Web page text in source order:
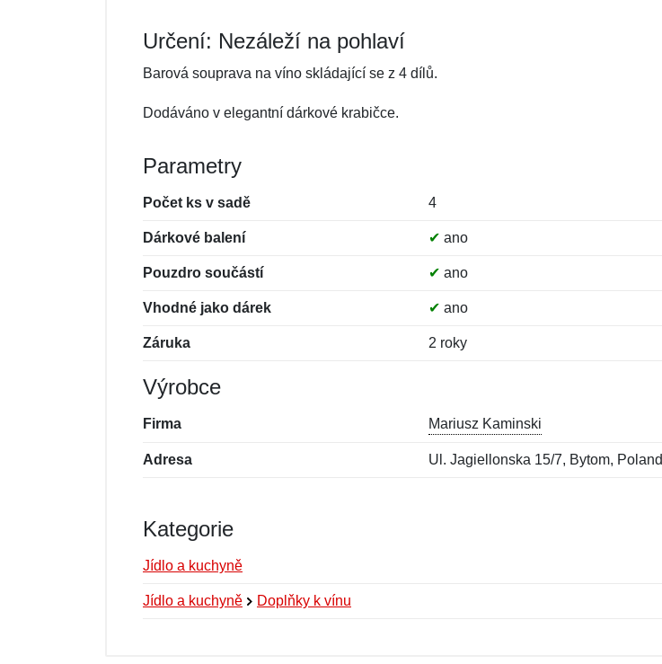
Určení: Nezáleží na pohlaví
Barová souprava na víno skládající se z 4 dílů.
Dodáváno v elegantní dárkové krabičce.
Parametry
Počet ks v sadě 4
Dárkové balení ✔ ano
Pouzdro součástí ✔ ano
Vhodné jako dárek ✔ ano
Záruka 2 roky
Výrobce
Firma Mariusz Kaminski
Adresa Ul. Jagiellonska 15/7, Bytom, Poland
Kategorie
Jídlo a kuchyně
Jídlo a kuchyně Doplňky k vínu